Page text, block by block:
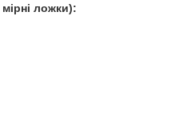
ложки):